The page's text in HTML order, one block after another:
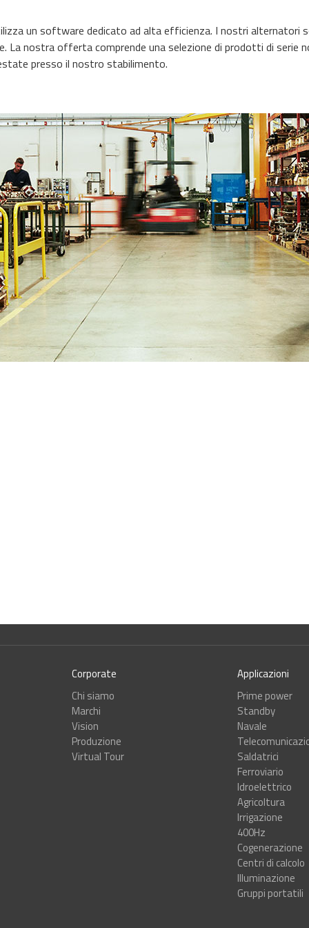
un software dedicato ad alta efficienza. I nostri alternatori
La nostra offerta comprende una selezione di prodotti di
presso il nostro stabilimento.
Corporate
Chi siamo
Marchi
Vision
Produzione
Virtual Tour
Applicazioni
Prime power
Standby
Navale
Saldatrici
Ferroviario
Idroelettrico
Agricoltura
Irrigazione
400Hz
Cogenerazione
Centri di calcolo
Illuminazione
Gruppi portatili